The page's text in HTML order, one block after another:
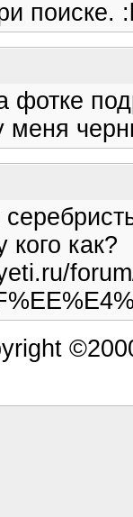
поиске.
фотке
меня
как?